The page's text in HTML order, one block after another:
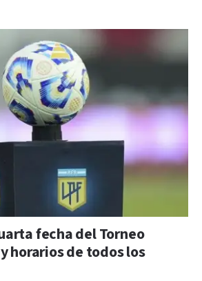
fecha del Torneo
horarios de todos los